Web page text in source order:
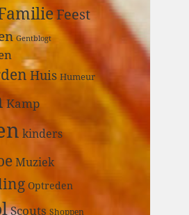
Feest
Gentblogt
Huis Humeur
Kamp
kinders
Muziek
Optreden
Scouts Shoppen